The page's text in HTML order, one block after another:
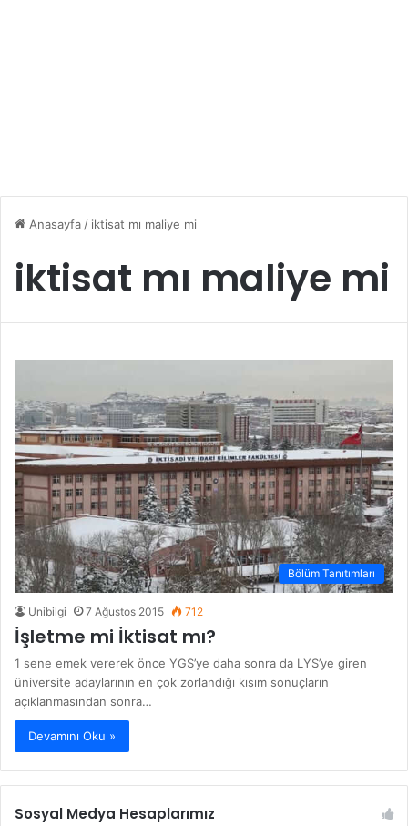
Anasayfa / iktisat mı maliye mi
iktisat mı maliye mi
Bölüm Tanıtımları
Unibilgi 7 Ağustos 2015 712
İşletme mi İktisat mı?
1 sene emek vererek önce YGS’ye daha sonra da LYS’ye giren
üniversite adaylarının en çok zorlandığı kısım sonuçların
açıklanmasından sonra…
Devamını Oku »
Sosyal Medya Hesaplarımız